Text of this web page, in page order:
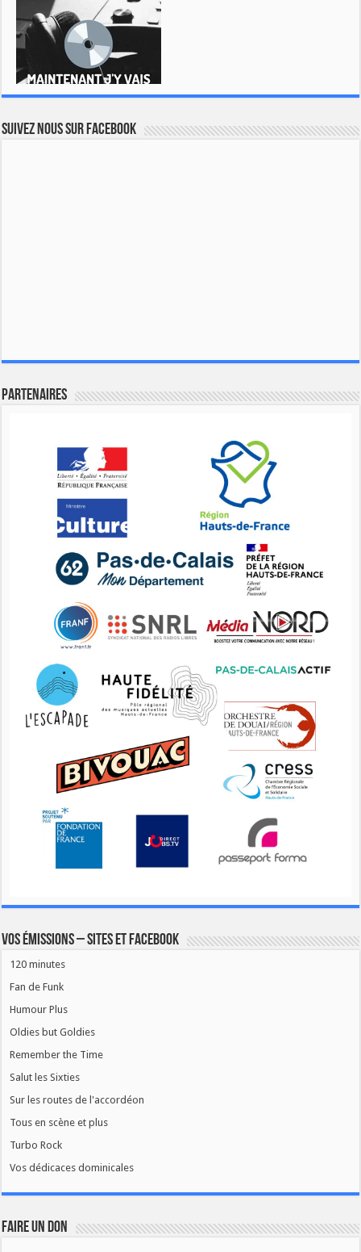
Suivez nous sur Facebook
Partenaires
Vos émissions – Sites et Facebook
120 minutes
Fan de Funk
Humour Plus
Oldies but Goldies
Remember the Time
Salut les Sixties
Sur les routes de l'accordéon
Tous en scène et plus
Turbo Rock
Vos dédicaces dominicales
FAIRE UN DON